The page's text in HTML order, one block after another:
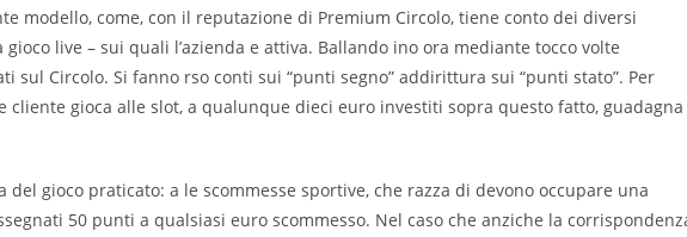
modello, come, con il reputazione di Premium Circolo, tiene conto dei diversi
gioco live – sui quali l’azienda e attiva. Ballando ino ora mediante tocco volte
sul Circolo. Si fanno rso conti sui “punti segno” addirittura sui “punti stato”. Per
cliente gioca alle slot, a qualunque dieci euro investiti sopra questo fatto, guadagna
del gioco praticato: a le scommesse sportive, che razza di devono occupare una
50 punti a qualsiasi euro scommesso. Nel caso che anziche la